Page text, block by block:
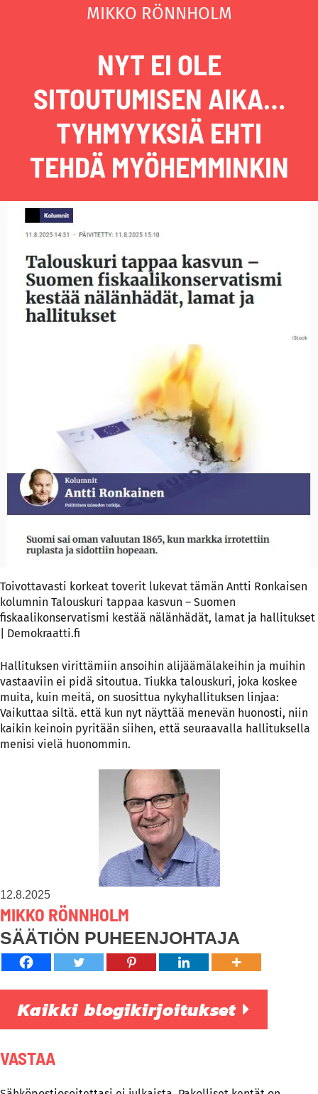
MIKKO RÖNNHOLM
NYT EI OLE
SITOUTUMISEN AIKA…
TYHMYYKSIÄ EHTI
TEHDÄ MYÖHEMMINKIN
Toivottavasti korkeat toverit lukevat tämän Antti Ronkaisen
kolumnin Talouskuri tappaa kasvun – Suomen
fiskaalikonservatismi kestää nälänhädät, lamat ja hallitukset
| Demokraatti.fi
Hallituksen virittämiin ansoihin alijäämälakeihin ja muihin
vastaaviin ei pidä sitoutua. Tiukka talouskuri, joka koskee
muita, kuin meitä, on suosittua nykyhallituksen linjaa:
Vaikuttaa siltä. että kun nyt näyttää menevän huonosti, niin
kaikin keinoin pyritään siihen, että seuraavalla hallituksella
menisi vielä huonommin.
12.8.2025
MIKKO RÖNNHOLM
SÄÄTIÖN PUHEENJOHTAJA
Kaikki blogikirjoitukset
VASTAA